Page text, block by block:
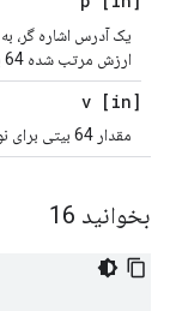
یک آدرس اشاره گر،
ارزش مرتب شده 64 بیتی در ترتیب بایت اندیان بزرگ.
[in] v
مقدار 64 بیتی برای نوشتن، در صورت لزوم، ترتیب بایت تعویض شد.
بخوانید 16